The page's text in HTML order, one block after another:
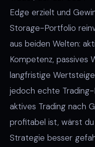
Edge erzielt und
Storage-Portfolio
aus beiden Welten:
Kompetenz, passives
langfristige
jedoch echte
aktives Trading nach
profitabel ist, wärst
Strategie besser